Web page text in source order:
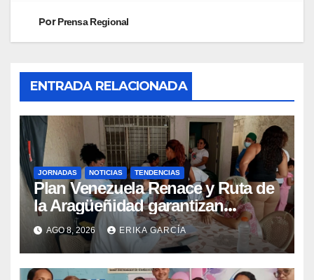
PorPrensa Regional
ENTRADA RELACIONADA
JORNADAS NOTICIAS TENDENCIAS
Plan Venezuela Renace y Ruta de
la Aragüeñidad garantizan
atención médica integral en
Aragua
AGO 8, 2026 ERIKA GARCÍA